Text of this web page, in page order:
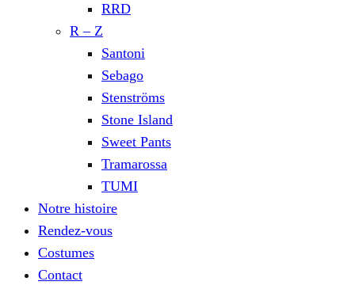
RRD
R – Z
Santoni
Sebago
Stenströms
Stone Island
Sweet Pants
Tramarossa
TUMI
Notre histoire
Rendez-vous
Costumes
Contact